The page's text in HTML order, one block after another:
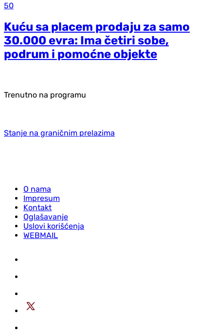
50
Kuću sa placem prodaju za samo
30.000 evra: Ima četiri sobe,
podrum i pomoćne objekte
Trenutno na programu
Stanje na graničnim prelazima
O nama
Impresum
Kontakt
Oglašavanje
Uslovi korišćenja
WEBMAIL